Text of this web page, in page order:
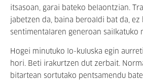
itsasoan, garai bateko belaontzian.
jabetzen da, baina beroaldi bat da, ez
sentimentalaren generoan sailkatuko
Hogei minutuko lo-kuluska egin
hori. Beti irakurtzen dut zerbait.
bitartean sortutako pentsamendu